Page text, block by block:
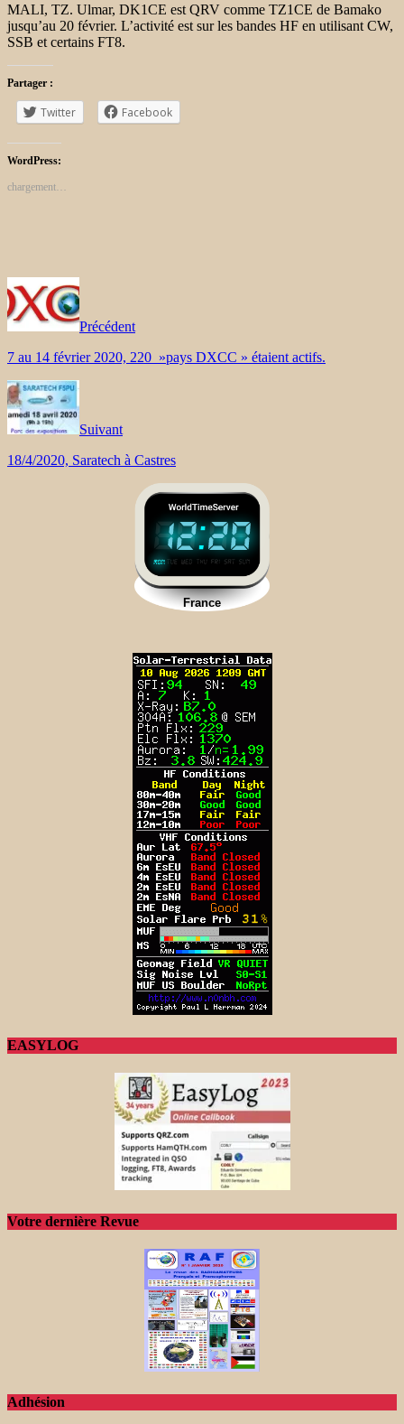
MALI, TZ. Ulmar, DK1CE est QRV comme TZ1CE de Bamako
jusqu’au 20 février. L’activité est sur les bandes HF en utilisant CW,
SSB et certains FT8.
Partager :
Twitter Facebook
WordPress:
chargement…
Précédent
7 au 14 février 2020, 220 »pays DXCC » étaient actifs.
Suivant
18/4/2020, Saratech à Castres
EASYLOG
Votre dernière Revue
Adhésion